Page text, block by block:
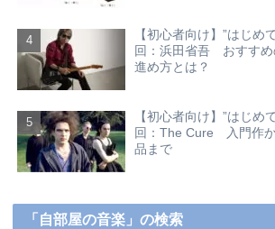
【初心者向け】”はじめ
回：浜田省吾 おすすめ
進め方とは？
【初心者向け】”はじめ
回：The Cure 入門作
品まで
「自部屋の音楽」の検索